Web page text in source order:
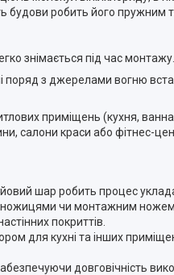
будови робить його пружним
знімається під час монтажу.
поряд з джерелами вогню
приміщень (кухня,
салони краси або фітнес-
шар робить процес
ножицями чи монтажним
покриттів.
для кухні та інших
довговічність